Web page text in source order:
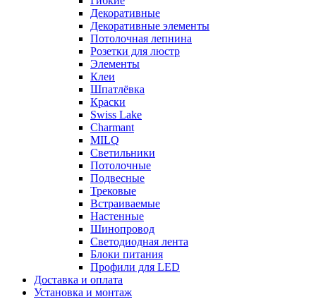
Декоративные
Декоративные элементы
Потолочная лепнина
Розетки для люстр
Элементы
Клеи
Шпатлёвка
Краски
Swiss Lake
Charmant
MILQ
Светильники
Потолочные
Подвесные
Трековые
Встраиваемые
Настенные
Шинопровод
Светодиодная лента
Блоки питания
Профили для LED
Доставка и оплата
Установка и монтаж